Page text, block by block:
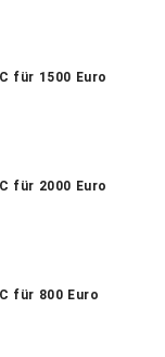
für 1500 Euro
für 2000 Euro
für 800 Euro